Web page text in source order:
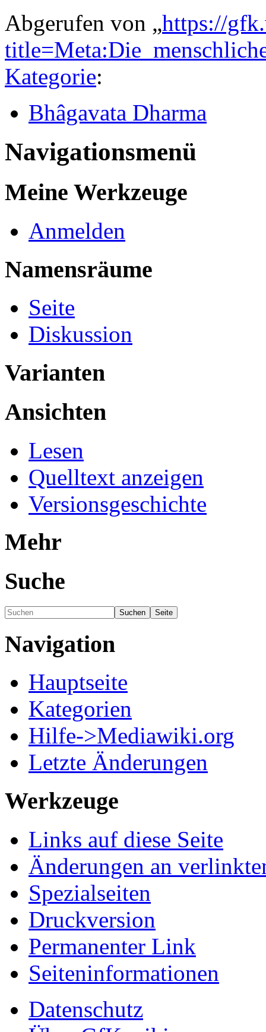
Abgerufen von „https://
Kategorie:
Bhâgavata Dharma
Navigationsmenü
Meine Werkzeuge
Anmelden
Namensräume
Seite
Diskussion
Varianten
Ansichten
Lesen
Quelltext anzeigen
Versionsgeschichte
Mehr
Suche
Navigation
Hauptseite
Kategorien
Hilfe->Mediawiki.org
Letzte Änderungen
Werkzeuge
Links auf diese Seite
Änderungen an
Spezialseiten
Druckversion
Permanenter Link
Seiten­informationen
Datenschutz